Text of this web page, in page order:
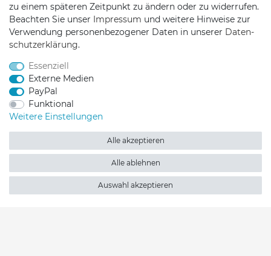
Mail:mail@trollingtreff.de
Trollingtreff auf Facebook
Trollingtreff auf Twitter
Trollingtreff auf
Trollingtreff
zu einem späteren Zeitpunkt zu ändern oder zu widerrufen.
Beachten Sie unser Impressum und weitere Hinweise zur
Verwendung personenbezogener Daten in unserer Daten­
schutz­erklärung.
Essenziell
Externe Medien
PayPal
Funktional
Weitere Einstellungen
Alle akzeptieren
Alle ablehnen
Auswahl akzeptieren